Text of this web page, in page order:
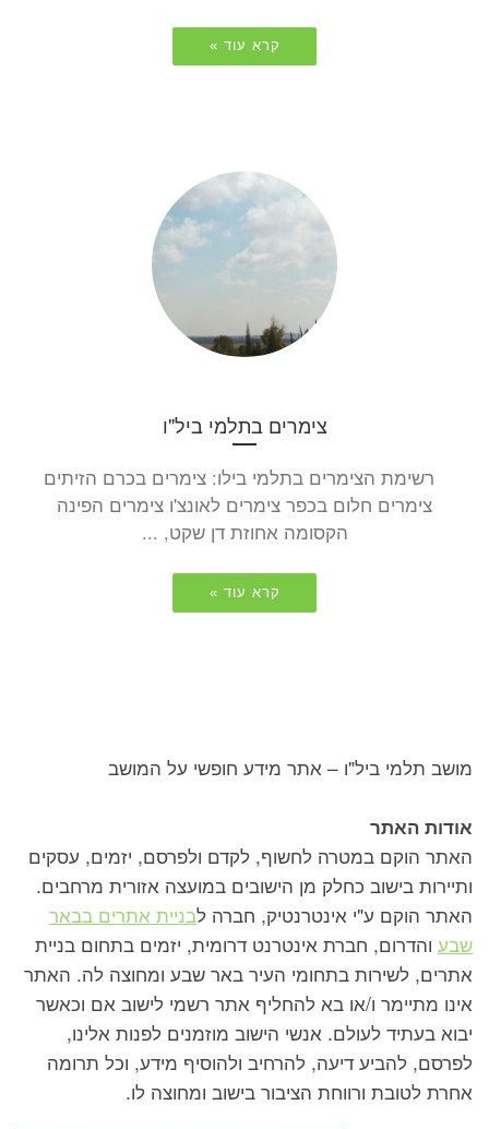
קרא עוד »
צימרים בתלמי ביל"ו
רשימת הצימרים בתלמי בילו: צימרים בכרם הזיתים
צימרים חלום בכפר צימרים לאונצ'ו צימרים הפינה
הקסומה אחוזת דן שקט, ...
קרא עוד »
מושב תלמי ביל"ו – אתר מידע חופשי על המושב
אודות האתר
האתר הוקם במטרה לחשוף, לקדם ולפרסם, יזמים, עסקים
ותיירות בישוב כחלק מן הישובים במועצה אזורית מרחבים.
האתר הוקם ע"י אינטרנטיק, חברה לבניית אתרים בבאר
שבע והדרום, חברת אינטרנט דרומית, יזמים בתחום בניית
אתרים, לשירות בתחומי העיר באר שבע ומחוצה לה. האתר
אינו מתיימר ו/או בא להחליף אתר רשמי לישוב אם וכאשר
יבוא בעתיד לעולם. אנשי הישוב מוזמנים לפנות אלינו,
לפרסם, להביע דיעה, להרחיב ולהוסיף מידע, וכל תרומה
אחרת לטובת ורווחת הציבור בישוב ומחוצה לו.